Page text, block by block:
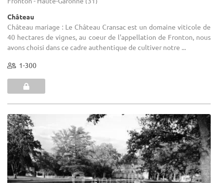
Château
Château mariage : Le Château Cransac est un domaine viticole de
40 hectares de vignes, au coeur de l'appellation de Fronton, nous
avons choisi dans ce cadre authentique de cultiver notre ...
1-300